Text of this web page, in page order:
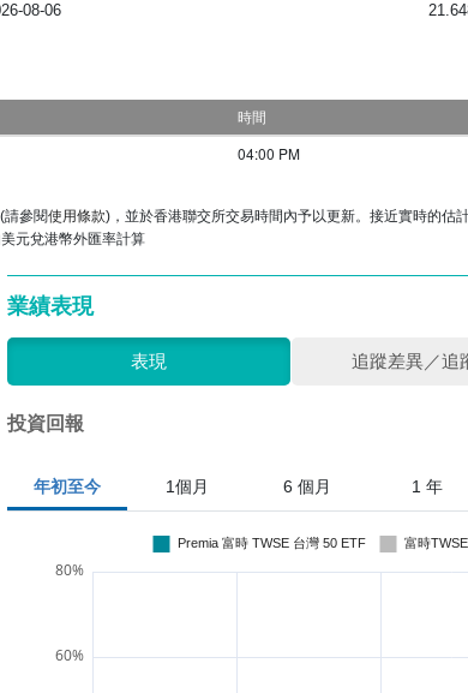
單位的每單位資產淨值中。兩個類別的分派政策差異將導致
08-06
請參閱使用條款)，並於香港聯交所交易時間內予以更新。接近實時的估
元兌港幣外匯率計算
業績表現
表現 追蹤差異／追
投資回報
年初至今 1個月 6 個月 1 年